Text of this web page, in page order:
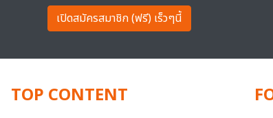
เปิดสมัครสมาชิก (ฟรี) เร็วๆนี้
TOP CONTENT